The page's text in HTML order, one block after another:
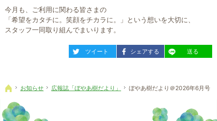
今月も、ご利用に関わる皆さまの
「希望をカタチに。笑顔をチカラに。」という想いを大切に、
スタッフ一同取り組んでまいります。
entry2468
ツイート entry2468
シェアする entry2468
送る
ホーム
お知らせ 広報誌「ぼやあ樹だより」 ぼやあ樹だより＠2026年6月号